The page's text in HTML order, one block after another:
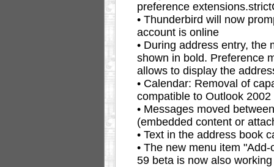
preference
• Thunderbird will now
account is online
• During address entry, the
shown in bold. Preference
allows to display the
• Calendar: Removal of
compatible to Outlook 2002
• Messages moved
(embedded content or
• Text in the address book
• The new menu item
59 beta is now also